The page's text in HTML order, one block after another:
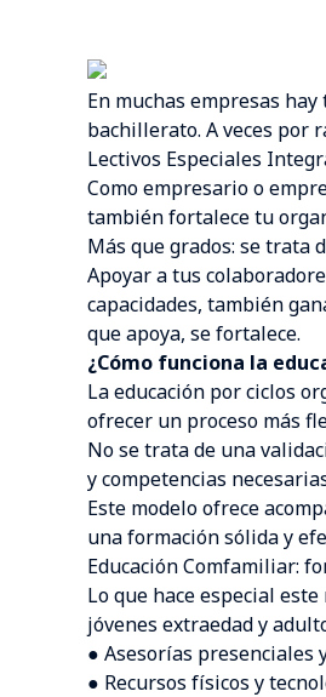
En muchas empresas
bachillerato. A veces por
Lectivos Especiales
Como empresario o
también fortalece tu
Más que grados: se trata
Apoyar a tus
capacidades, también
que apoya, se fortalece.
¿Cómo funciona la
La educación por ciclos
ofrecer un proceso más
No se trata de una
y competencias
Este modelo ofrece
una formación sólida y
Educación Comfamiliar:
Lo que hace especial
jóvenes extraedad y
● Asesorías presenciales
● Recursos físicos y